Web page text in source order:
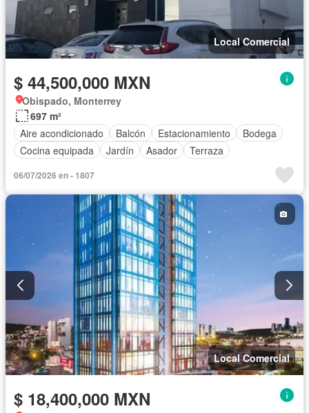
Local Comercial
$ 44,500,000 MXN
Obispado, Monterrey
697 m²
Aire acondicionado
Balcón Estacionamiento
Bodega
Cocina equipada
Jardín Asador Terraza
06/07/2026 en - 1807
Local Comercial
$ 18,400,000 MXN